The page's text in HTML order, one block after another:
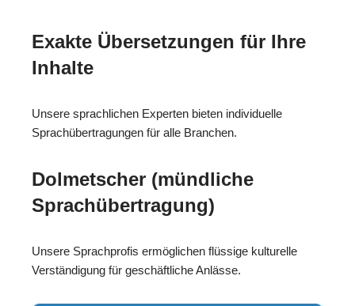
Exakte Übersetzungen für Ihre
Inhalte
Unsere sprachlichen Experten bieten individuelle
Sprachübertragungen für alle Branchen.
Dolmetscher (mündliche
Sprachübertragung)
Unsere Sprachprofis ermöglichen flüssige kulturelle
Verständigung für geschäftliche Anlässe.